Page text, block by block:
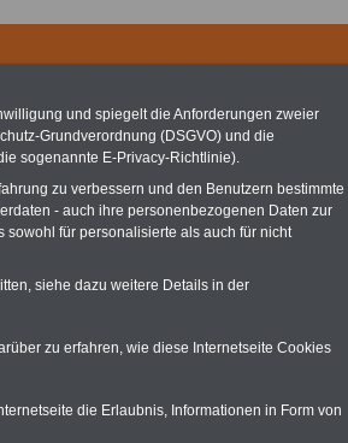
und spiegelt die Anforderungen zweier
Grundverordnung (DSGVO) und die
sogenannte E-Privacy-Richtlinie).
zu verbessern und den Benutzern bestimmte
- auch ihre personenbezogenen Daten zur
für personalisierte als auch für nicht
siehe dazu weitere Details in der
zu erfahren, wie diese Internetseite Cookies
die Erlaubnis, Informationen in Form von